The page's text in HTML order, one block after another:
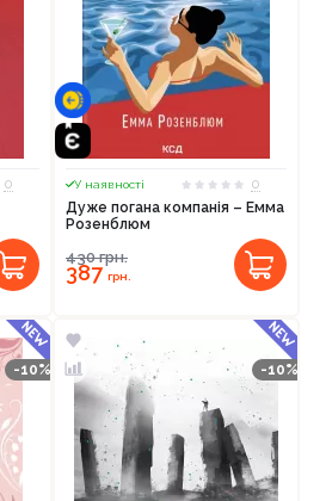
0
У наявності
0
Дуже погана компанія – Емма
Розенблюм
430грн.
387грн.
-10% -10%